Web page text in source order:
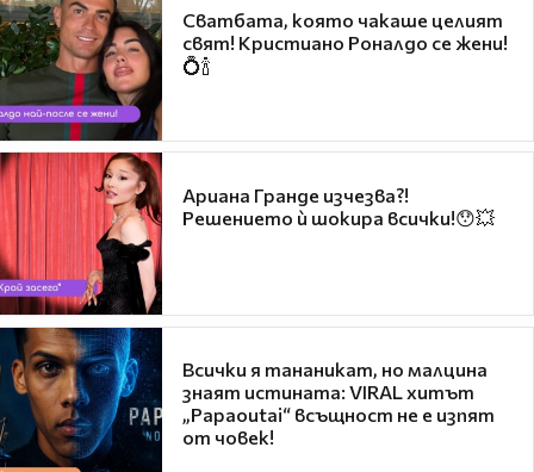
Сватбата, която чакаше целият
свят! Кристиано Роналдо се жени!
💍🍾
Ариана Гранде изчезва?!
Решението ѝ шокира всички!😯💥
Всички я тананикат, но малцина
знаят истината: VIRAL хитът
„Papaoutai“ всъщност не е изпят
от човек!